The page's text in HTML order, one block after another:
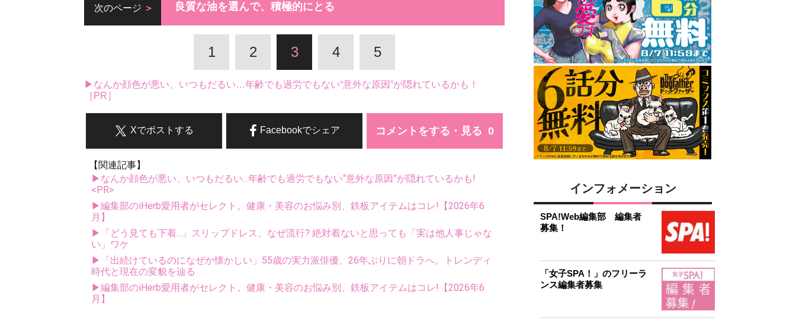
次のページ 良質な油を選んで、積極的にとる
1 2 3 4 5
▶なんか顔色が悪い、いつもだるい…年齢でも過労でもない“意外な原因”が隠れているかも！
［PR］
コメントをする・見る
Facebookでシェア
Xでポストする
【関連記事】
▶なんか顔色が悪い、いつもだるい...年齢でも過労でもない“意外な原因”が隠れているかも!
<PR>
▶編集部のiHerb愛用者がセレクト。健康・美容のお悩み別、鉄板アイテムはコレ!【2026年6
月】
▶「どう見ても下着...」スリップドレス、なぜ流行? 絶対着ないと思っても「実は他人事じゃな
い」ワケ
▶「出続けているのになぜか懐かしい」55歳の実力派俳優、26年ぶりに朝ドラへ。トレンディ
時代と現在の変貌を辿る
▶編集部のiHerb愛用者がセレクト。健康・美容のお悩み別、鉄板アイテムはコレ!【2026年6
月】
インフォメーション
SPA!Web編集部 編集者
募集！
「女子SPA！」のフリーラ
ンス編集者募集